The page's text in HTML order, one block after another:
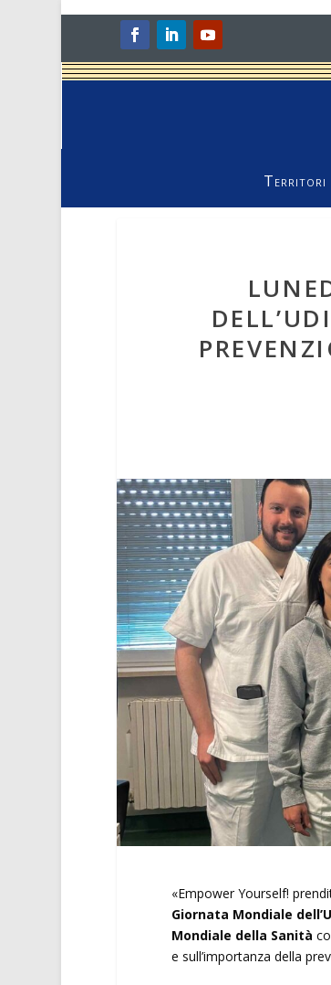
Territori
«Empower Yourself!
Giornata Mondiale
Mondiale della Sanità
e sull’importanza della